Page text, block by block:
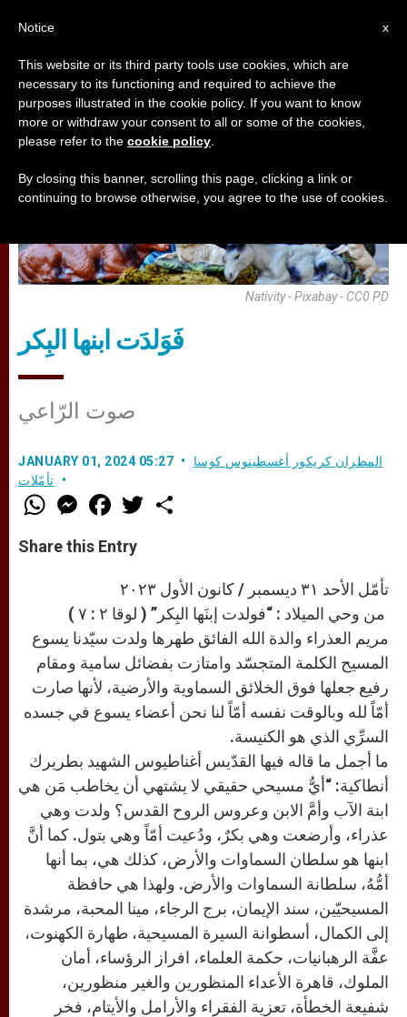
تأمّلات
Nativity - Pixabay - CC0 PD
فَوَلدَت ابنها البِكر
صوت الرّاعي
JANUARY 01, 2024 05:27
المطران كريكور أغسطينوس كوسا
تأمّلات
W
h
t
s
M
e
s
e
r
F
a
e
b
o
k
w
r
Share this Entry
تأمّل الأحد ٣١ ديسمبر / كانون الأول ٢٠٢٣
من وحي الميلاد : “فولدت إبنَها البِكر” ( لوقا ٢ : ٧ )
مريم العذراء والدة الله الفائق طهرها ولدت سيّدنا يسوع
المسيح الكلمة المتجسّد وامتازت بفضائل سامية ومقام
رفيع جعلها فوق الخلائق السماوية والأرضية، لأنها صارت
أمّاً لله وبالوقت نفسه أمّاً لنا نحن أعضاء يسوع في جسده
السرِّي الذي هو الكنيسة.
ما أجمل ما قاله فيها القدّيس أغناطيوس الشهيد بطريرك
أنطاكية: “أيُّ مسيحي حقيقي لا يشتهي أن يخاطب مَن هي
ابنة الآب وأمَّ الابن وعروس الروح القدس؟ ولدت وهي
عذراء، وأرضعت وهي بكرٌ، ودُعيت أمّاً وهي بتول. كما أنَّ
ابنها هو سلطان السماوات والأرض، كذلك هي، بما أنها
أمُّهُ، سلطانة السماوات والأرض. ولهذا هي حافظة
المسيحيّين، سند الإيمان، برج الرجاء، مينا المحبة، مرشدة
إلى الكمال، أسطوانة السيرة المسيحية، طهارة الكهنوت،
عفَّة الرهبانيات، حكمة العلماء، افراز الرؤساء، أمان
الملوك، قاهرة الأعداء المنظورين والغير منظورين،
شفيعة الخطأة، تعزية الفقراء والأرامل والأيتام، فخر
x
Notice
This website or its third party tools use cookies, which are
necessary to its functioning and required to achieve the
purposes illustrated in the cookie policy. If you want to know
more or withdraw your consent to all or some of the cookies,
please refer to the cookie policy
By closing this banner, scrolling this page, clicking a link or
continuing to browse otherwise, you agree to the use of cookies.